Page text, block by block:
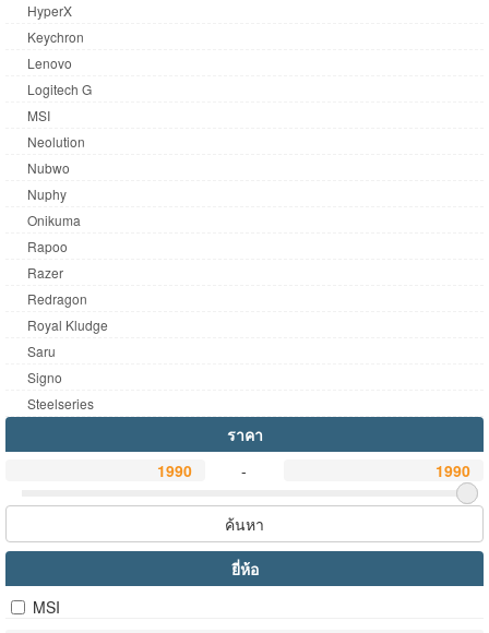
HyperX
Keychron
Lenovo
Logitech G
MSI
Neolution
Nubwo
Nuphy
Onikuma
Rapoo
Razer
Redragon
Royal Kludge
Saru
Signo
Steelseries
ราคา
-
ค้นหา
ยี่ห้อ
MSI